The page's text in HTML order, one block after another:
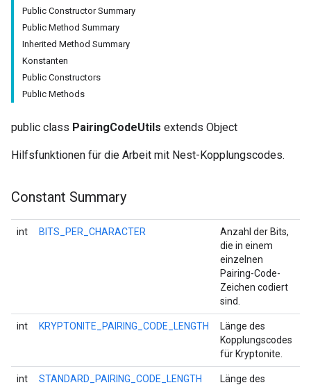
Public Constructor Summary
Public Method Summary
Inherited Method Summary
Konstanten
Public Constructors
Public Methods
public class PairingCodeUtils extends Object
Hilfsfunktionen für die Arbeit mit Nest-Kopplungscodes.
Constant Summary
int BITS_PER_CHARACTER
Anzahl der Bits,
die in einem
einzelnen
Pairing-Code-
Zeichen codiert
sind.
int KRYPTONITE_PAIRING_CODE_LENGTH
Länge des
Kopplungscodes
für Kryptonite.
int STANDARD_PAIRING_CODE_LENGTH
Länge des